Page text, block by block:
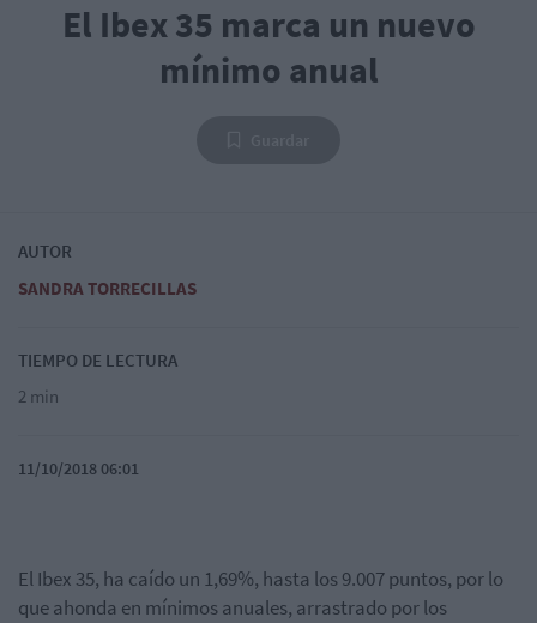
El Ibex 35 marca un nuevo
mínimo anual
AUTOR
SANDRA TORRECILLAS
TIEMPO DE LECTURA
2 min
11/10/2018 06:01
El Ibex 35, ha caído un 1,69%, hasta los 9.007 puntos, por lo
que ahonda en mínimos anuales, arrastrado por los